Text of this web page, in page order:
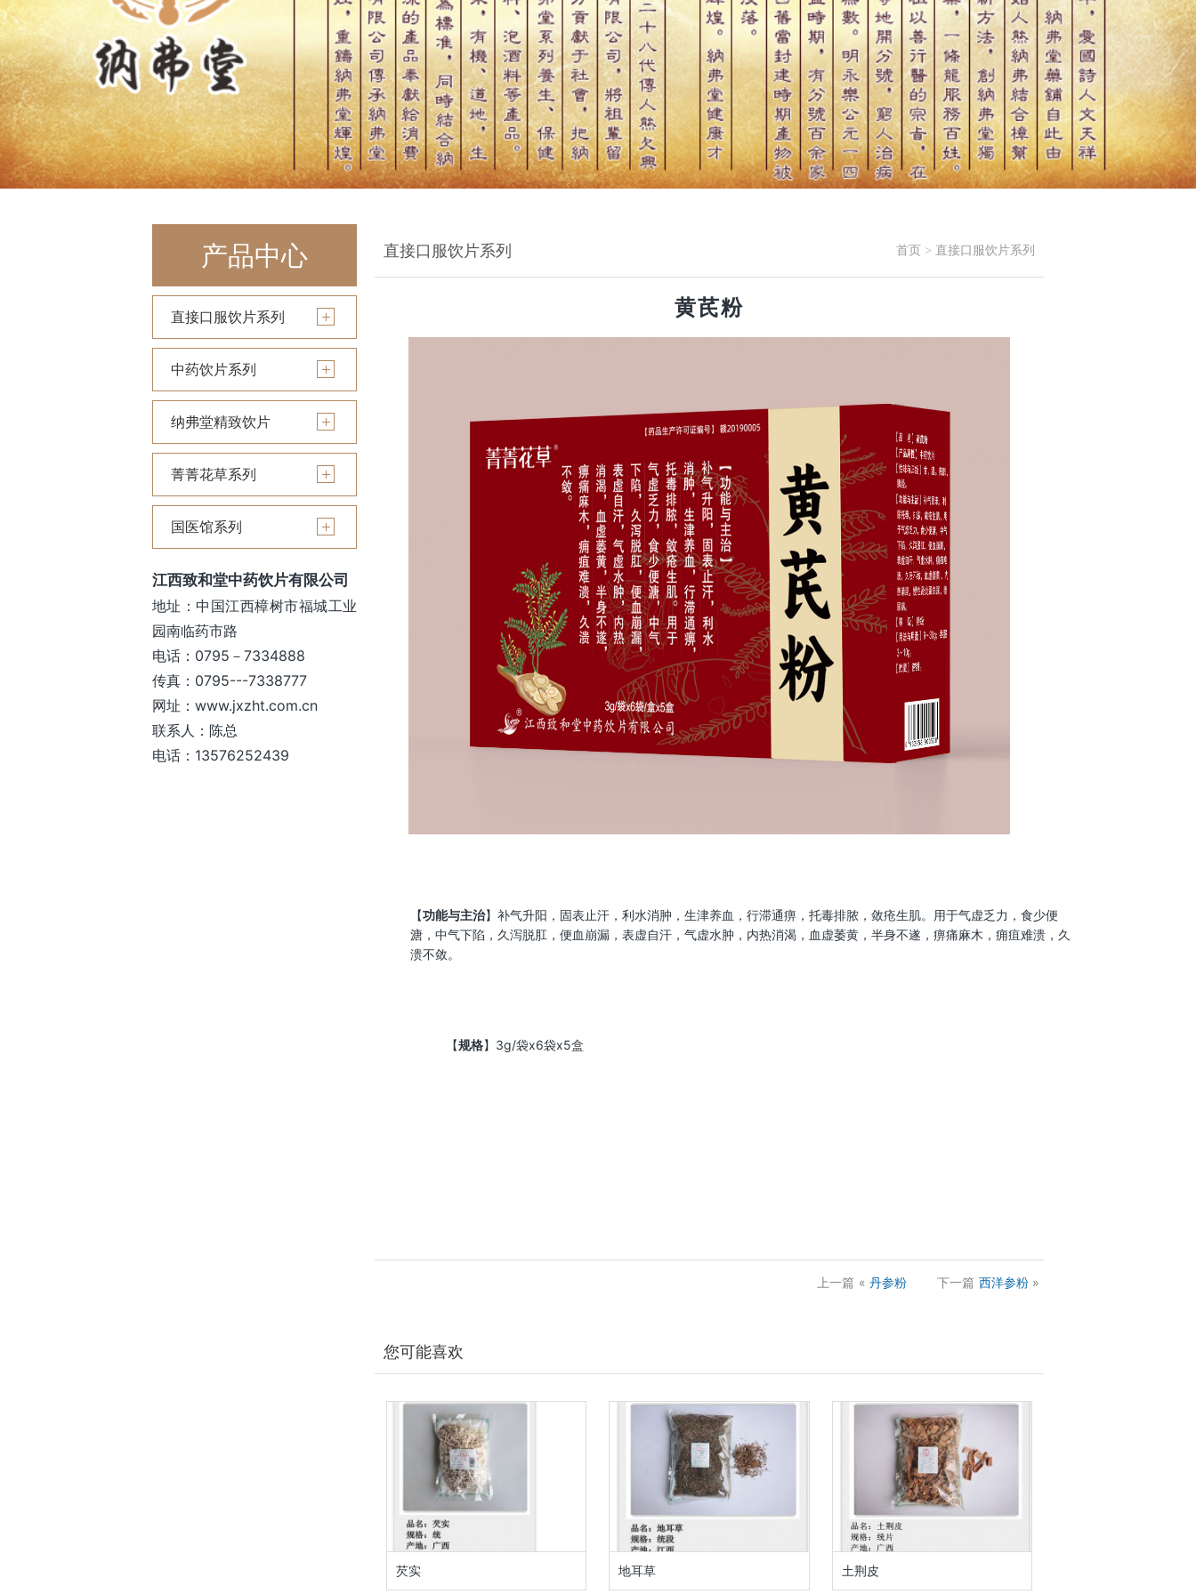
产品中心
直接口服饮片系列
中药饮片系列
纳弗堂精致饮片
菁菁花草系列
国医馆系列
江西致和堂中药饮片有限公司
地址：中国江西樟树市福城工业
园南临药市路
电话：0795－7334888
传真：0795---7338777
网址：www.jxzht.com.cn
联系人：陈总
电话：13576252439
直接口服饮片系列 首页 > 直接口服饮片系列
黄芪粉
【功能与主治】补气升阳，固表止汗，利水消肿，生津养血，行滞通痹，托毒排脓，敛疮生肌。用于气虚乏力，食少便
溏，中气下陷，久泻脱肛，便血崩漏，表虚自汗，气虚水肿，内热消渴，血虚萎黄，半身不遂，痹痛麻木，痈疽难溃，久
溃不敛。
【规格】3g/袋x6袋x5盒
上一篇 « 丹参粉 下一篇 西洋参粉 »
您可能喜欢
芡实 地耳草 土荆皮